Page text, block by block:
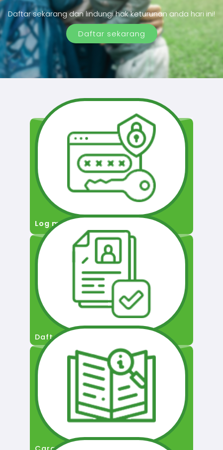
Daftar sekarang dan lindungi hak keturunan anda hari ini!
Daftar sekarang
Log masuk
Daftar Pengguna